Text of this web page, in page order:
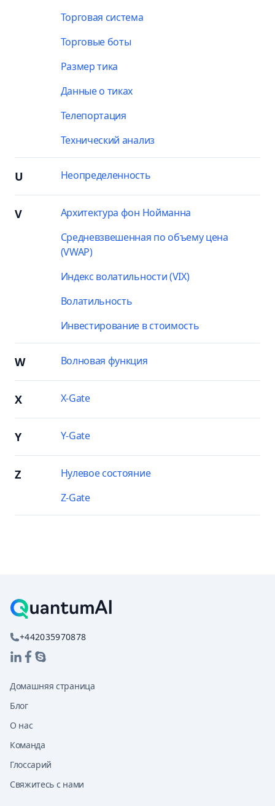
Торговая система
Торговые боты
Размер тика
Данные о тиках
Телепортация
Технический анализ
U Неопределенность
V
Архитектура фон Нойманна
Средневзвешенная по объему цена
(VWAP)
Индекс волатильности (VIX)
Волатильность
Инвестирование в стоимость
W Волновая функция
X X-Gate
Y Y-Gate
Z
Нулевое состояние
Z-Gate
+442035970878
Домашняя страница
Блог
О нас
Команда
Глоссарий
Свяжитесь с нами